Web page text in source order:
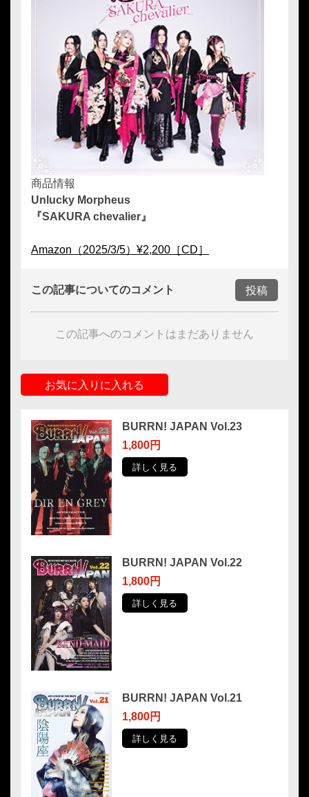
商品情報
Unlucky Morpheus
『SAKURA chevalier』
Amazon（2025/3/5）¥2,200［CD］
この記事についてのコメント 投稿
この記事へのコメントはまだありません
お気に入りに入れる
BURRN! JAPAN Vol.23
1,800円
詳しく見る
BURRN! JAPAN Vol.22
1,800円
詳しく見る
BURRN! JAPAN Vol.21
1,800円
詳しく見る